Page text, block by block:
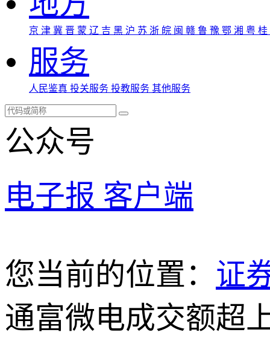
京 津 冀 晋 蒙 辽 吉 黑 沪 苏 浙 皖 闽 赣 鲁 豫 鄂 湘 粤 桂
服务
人民鉴真 投关服务 投教服务 其他服务
公众号
电子报 客户端
您当前的位置： 证
通富微电成交额超